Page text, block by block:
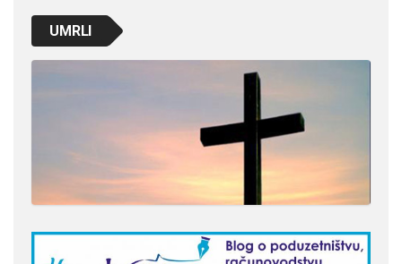
UMRLI